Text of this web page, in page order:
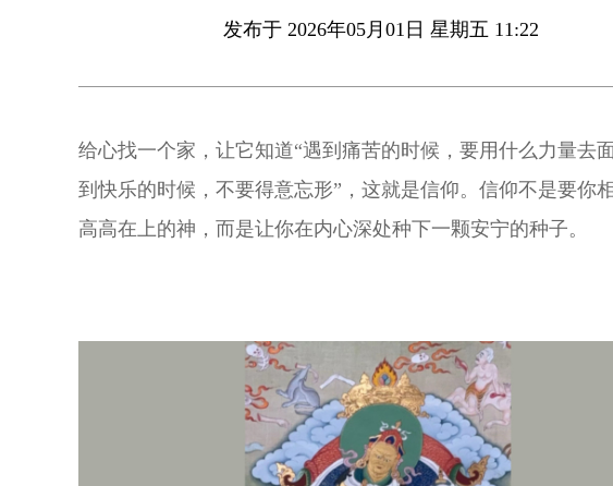
发布于 2026年05月01日 星期五 11:22
给心找一个家，让它知道“遇到痛苦的时候，要用什么力量去
到快乐的时候，不要得意忘形”，这就是信仰。信仰不是要你
高高在上的神，而是让你在内心深处种下一颗安宁的种子。